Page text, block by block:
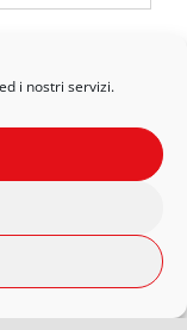
i nostri servizi.